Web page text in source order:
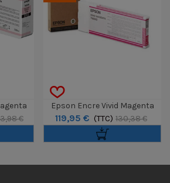
€
Epson Encre Vivid Magenta
220ml T6063 (4880)
119,95 € (TTC) 130,38 €